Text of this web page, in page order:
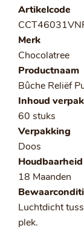
Artikelcode
Merk
Chocolatree
Productnaam
Bûche Reliëf
Inhoud
60 stuks
Verpakking
Doos
18 Maanden
Luchtdicht
plek.